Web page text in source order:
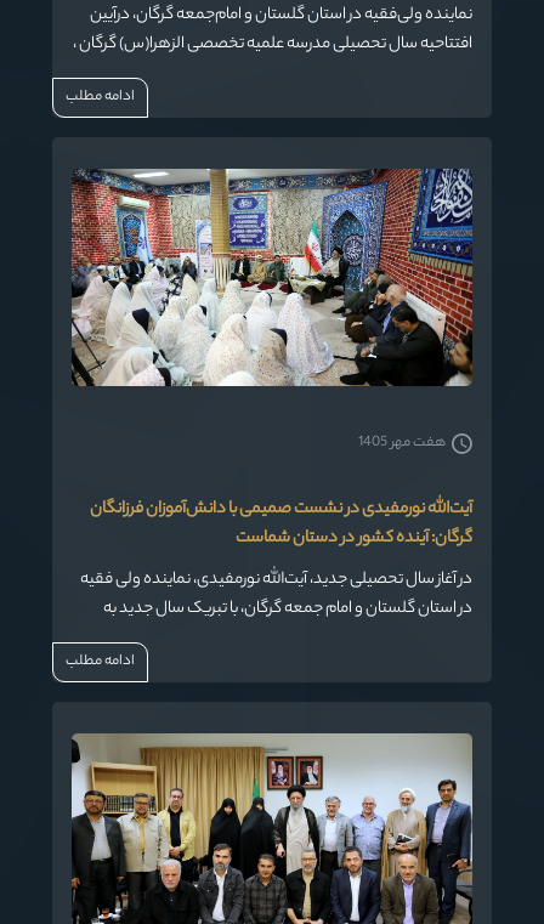
نماینده ولی‌فقیه در استان گلستان و امام‌جمعه گرگان، درآیین
افتتاحیه سال تحصیلی مدرسه علمیه تخصصی الزهرا(س) گرگان ،
با تأکید بر جایگاه اجتهاد در مکتب تشیع، نقش حوزه‌های علمیه را
دین‌شناسی عمیق و پاسخ‌گویی به نیازهای روز جامعه دانست.
ادامه مطلب
آیت‌الله نورمفیدی در نشست صمیمی با دانش‌آموزان فرزانگان
گرگان: آینده کشور در دستان شماست
در آغاز سال تحصیلی جدید، آیت‌الله نورمفیدی، نماینده ولی فقیه
در استان گلستان و امام جمعه گرگان، با تبریک سال جدید به
دانش‌آموزان دبیرستان دخترانه فرزانگان، بر ضرورت تلاش و دعا
برای موفقیت تاکید کرد و یادآور شد که آینده کشور به نسل
هفت مهر 1405
ادامه مطلب